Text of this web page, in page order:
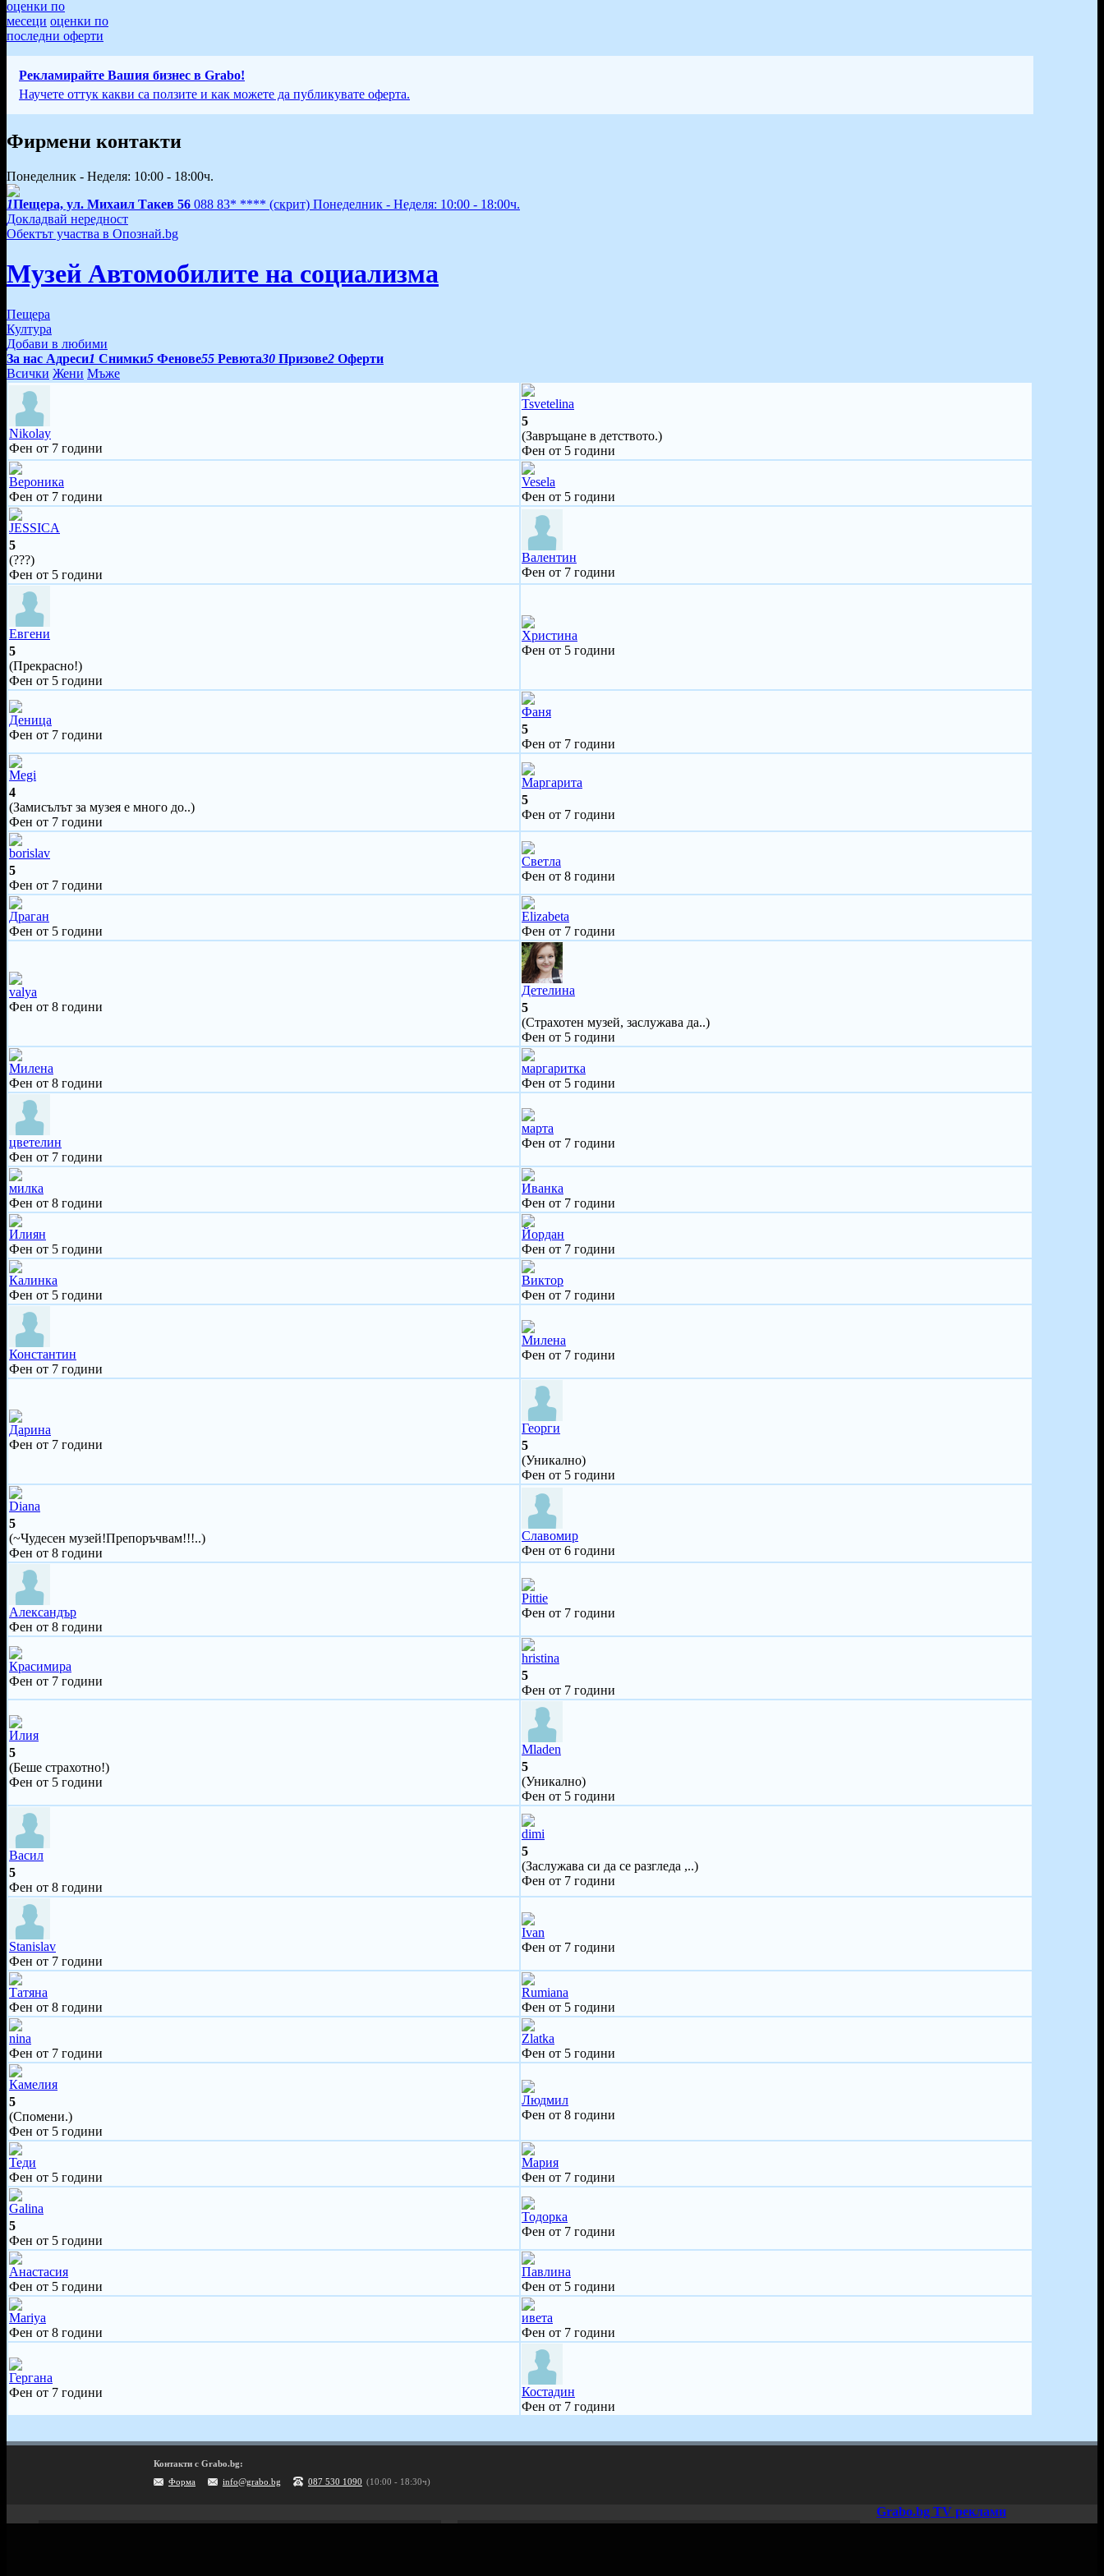
оценки по
месеци оценки по
последни оферти
Рекламирайте Вашия бизнес в Grabo!
Научете оттук какви са ползите и как можете да публикувате оферта.
Фирмени контакти
Понеделник - Неделя: 10:00 - 18:00ч.
1Пещера, ул. Михаил Такев 56 088 83* **** (скрит) Понеделник - Неделя: 10:00 - 18:00ч.
Докладвай нередност
Обектът участва в Опознай.bg
Музей Автомобилите на социализма
Пещера
Култура
Добави в любими
За нас Адреси1 Снимки5 Фенове55 Ревюта30 Призове2 Оферти
Всички Жени Мъже
Nikolay
Фен от 7 години
Tsvetelina
5
(Завръщане в детството.)
Фен от 5 години
Вероника
Фен от 7 години
Vesela
Фен от 5 години
JESSICA
5
(???)
Фен от 5 години
Валентин
Фен от 7 години
Евгени
5
(Прекрасно!)
Фен от 5 години
Христина
Фен от 5 години
Деница
Фен от 7 години
Фаня
5
Фен от 7 години
Megi
4
(Замисълът за музея е много до..)
Фен от 7 години
Маргарита
5
Фен от 7 години
borislav
5
Фен от 7 години
Светла
Фен от 8 години
Драган
Фен от 5 години
Elizabeta
Фен от 7 години
valya
Фен от 8 години
Детелина
5
(Страхотен музей, заслужава да..)
Фен от 5 години
Милена
Фен от 8 години
маргаритка
Фен от 5 години
цветелин
Фен от 7 години
марта
Фен от 7 години
милка
Фен от 8 години
Иванка
Фен от 7 години
Илиян
Фен от 5 години
Йордан
Фен от 7 години
Калинка
Фен от 5 години
Виктор
Фен от 7 години
Константин
Фен от 7 години
Милена
Фен от 7 години
Дарина
Фен от 7 години
Георги
5
(Уникално)
Фен от 5 години
Diana
5
(~Чудесен музей!Препоръчвам!!!..)
Фен от 8 години
Славомир
Фен от 6 години
Александър
Фен от 8 години
Pittie
Фен от 7 години
Красимира
Фен от 7 години
hristina
5
Фен от 7 години
Илия
5
(Беше страхотно!)
Фен от 5 години
Mladen
5
(Уникално)
Фен от 5 години
Васил
5
Фен от 8 години
dimi
5
(Заслужава си да се разгледа ,..)
Фен от 7 години
Stanislav
Фен от 7 години
Ivan
Фен от 7 години
Татяна
Фен от 8 години
Rumiana
Фен от 5 години
nina
Фен от 7 години
Zlatka
Фен от 5 години
Камелия
5
(Спомени.)
Фен от 5 години
Людмил
Фен от 8 години
Теди
Фен от 5 години
Мария
Фен от 7 години
Galina
5
Фен от 5 години
Тодорка
Фен от 7 години
Анастасия
Фен от 5 години
Павлина
Фен от 5 години
Mariya
Фен от 8 години
ивета
Фен от 7 години
Гергана
Фен от 7 години
Костадин
Фен от 7 години
Контакти с Grabo.bg:
Форма
info@grabo.bg 087 530 1090 (10:00 - 18:30ч)
Grabo.bg TV реклами